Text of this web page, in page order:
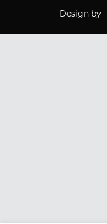
Design by -